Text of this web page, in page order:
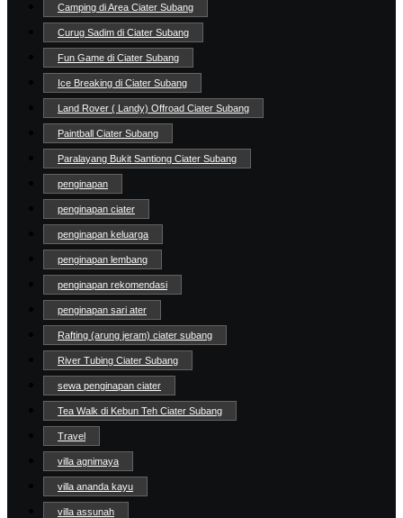
Camping di Area Ciater Subang
Curug Sadim di Ciater Subang
Fun Game di Ciater Subang
Ice Breaking di Ciater Subang
Land Rover ( Landy) Offroad Ciater Subang
Paintball Ciater Subang
Paralayang Bukit Santiong Ciater Subang
penginapan
penginapan ciater
penginapan keluarga
penginapan lembang
penginapan rekomendasi
penginapan sari ater
Rafting (arung jeram) ciater subang
River Tubing Ciater Subang
sewa penginapan ciater
Tea Walk di Kebun Teh Ciater Subang
Travel
villa agnimaya
villa ananda kayu
villa assunah